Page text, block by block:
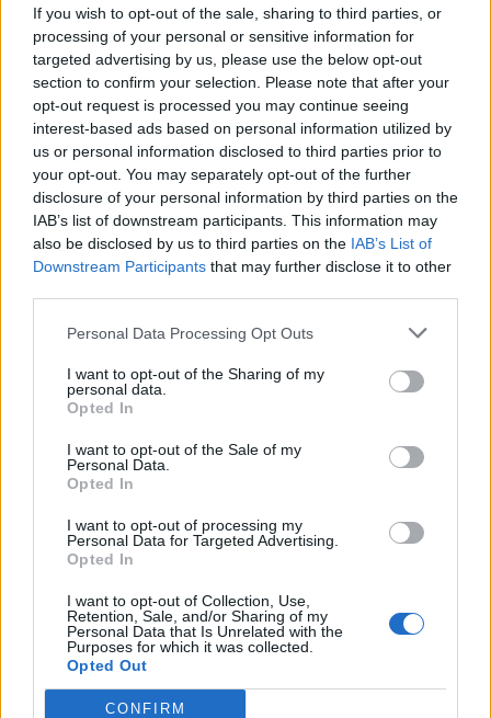
If you wish to opt-out of the sale, sharing to third parties, or
processing of your personal or sensitive information for
targeted advertising by us, please use the below opt-out
section to confirm your selection. Please note that after your
opt-out request is processed you may continue seeing
interest-based ads based on personal information utilized by
us or personal information disclosed to third parties prior to
your opt-out. You may separately opt-out of the further
disclosure of your personal information by third parties on the
IAB’s list of downstream participants. This information may
also be disclosed by us to third parties on the IAB’s List of
Downstream Participants that may further disclose it to other
Personal Data Processing Opt Outs
I want to opt-out of the Sharing of my
personal data.
Opted In
I want to opt-out of the Sale of my
Personal Data.
Opted In
I want to opt-out of processing my
Personal Data for Targeted Advertising.
Opted In
I want to opt-out of Collection, Use,
Retention, Sale, and/or Sharing of my
Personal Data that Is Unrelated with the
Purposes for which it was collected.
Opted Out
CONFIRM
σας.
ΖΥΓΟΣ
Σήμερα είναι η κατάλληλη στιγμή
για να θέσετε γερές βάσεις σε
όποια προσπάθεια επιδιώκετε...
ΣΚΟΡΠΙΟΣ
ξεκινήσετε από την αρχή αλλά θα
αξίζει τον κόπο.
ΤΟΞΟΤΗΣ
Ένας φίλος θα σας βοηθήσει να
σε οτιδήποτε προσπαθείτε!
ΑΙΓΟΚΕΡΩΣ